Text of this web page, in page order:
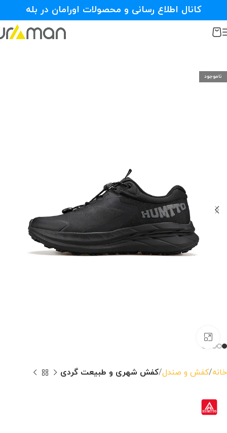
ناموجود
خانه کفش و صندل کفش شهری و طبیعت گردی
کانال اطلاع رسانی و محصولات اورامان در بله